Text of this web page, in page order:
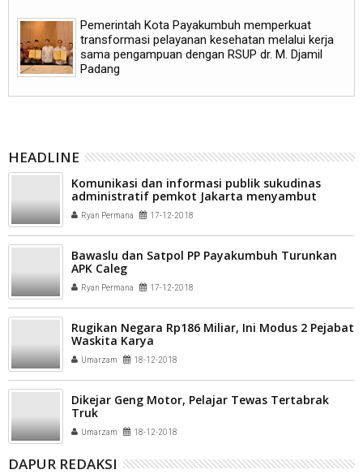
Pemerintah Kota Payakumbuh memperkuat
transformasi pelayanan kesehatan melalui kerja
sama pengampuan dengan RSUP dr. M. Djamil
Padang
HEADLINE
Komunikasi dan informasi publik sukudinas
administratif pemkot Jakarta menyambut
kedatangan rombongan Studi corperatif
wartawan kota Bukittinggi
Ryan Permana 17-12-2018
Bawaslu dan Satpol PP Payakumbuh Turunkan
APK Caleg
Ryan Permana 17-12-2018
Rugikan Negara Rp186 Miliar, Ini Modus 2 Pejabat
Waskita Karya
Umarzam 18-12-2018
Dikejar Geng Motor, Pelajar Tewas Tertabrak
Truk
Umarzam 18-12-2018
DAPUR REDAKSI